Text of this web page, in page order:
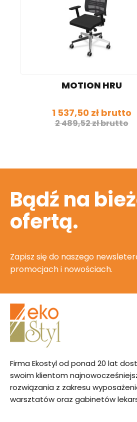
MOTION HRU
1 537,50 zł brutto
2 489,52 zł brutto
Bądź na
ofertą.
Zapisz się do naszego
promocjach i nowościach.
Firma Ekostyl od ponad 20 lat
swoim klientom
rozwiązania z zakresu
warsztatów oraz gabinetów